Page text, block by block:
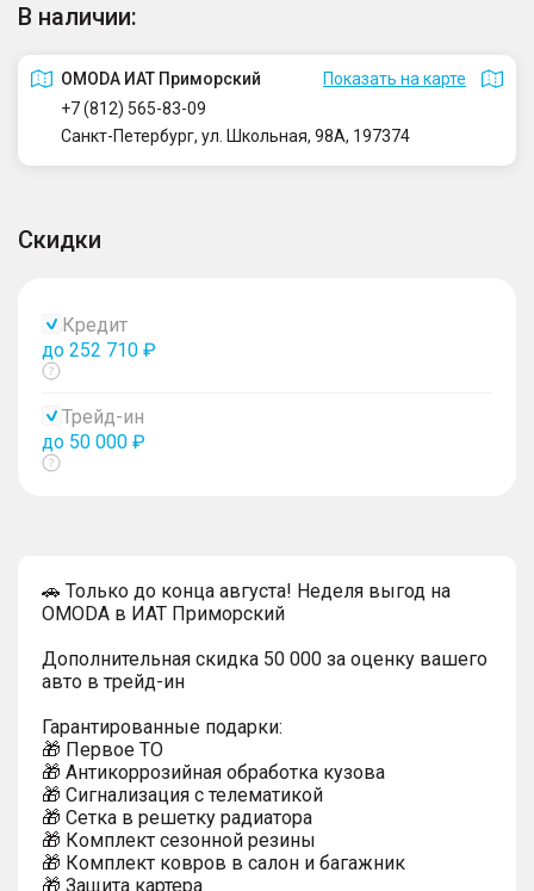
В наличии:
OMODA ИАТ Приморский
Показать на карте
+7 (812) 565-83-09
Санкт-Петербург, ул. Школьная, 98А, 197374
Скидки
Кредит
до 252 710 ₽
Показать
Трейд-ин
до 50 000 ₽
Показать
🚗 Только до конца августа! Неделя выгод на
OMODA в ИАТ Приморский
Дополнительная скидка 50 000 за оценку вашего
авто в трейд-ин
Гарантированные подарки:
🎁 Первое ТО
🎁 Антикоррозийная обработка кузова
🎁 Сигнализация с телематикой
🎁 Сетка в решетку радиатора
🎁 Комплект сезонной резины
🎁 Комплект ковров в салон и багажник
🎁 Защита картера